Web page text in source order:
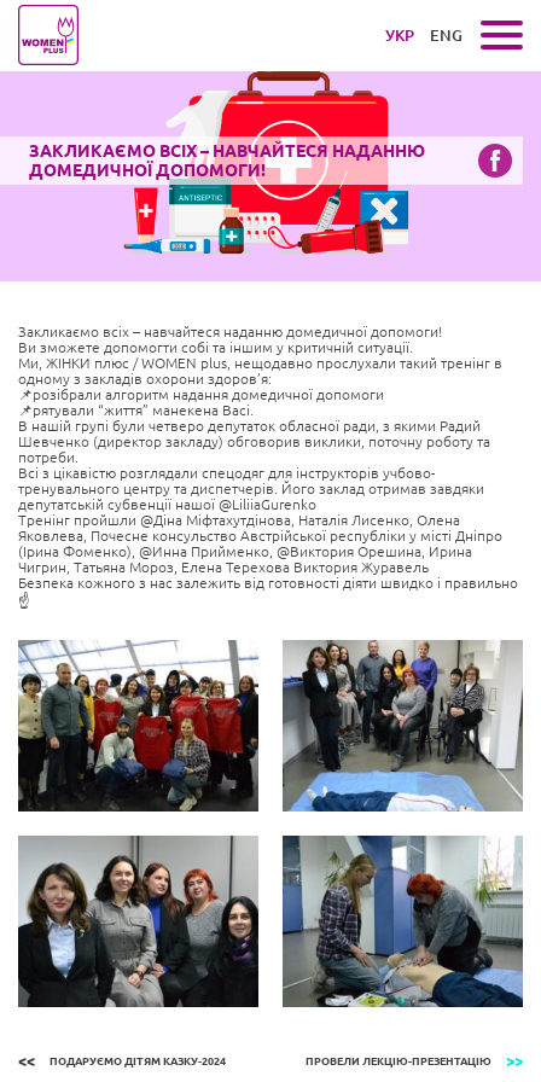
ЗАКЛИКАЄМО ВСІХ – НАВЧАЙТЕСЯ НАДАННЮ
ДОМЕДИЧНОЇ ДОПОМОГИ!
Закликаємо всіх – навчайтеся наданню домедичної допомоги!
Ви зможете допомогти собі та іншим у критичній ситуації.
Ми, ЖІНКИ плюс / WOMEN plus, нещодавно прослухали такий тренінг в
одному з закладів охорони здоров’я:
📌розібрали алгоритм надання домедичної допомоги
📌рятували “життя” манекена Васі.
В нашій групі були четверо депутаток обласної ради, з якими Радий
Шевченко (директор закладу) обговорив виклики, поточну роботу та
потреби.
Всі з цікавістю розглядали спецодяг для інструкторів учбово-
тренувального центру та диспетчерів. Його заклад отримав завдяки
депутатській субвенції нашої @LiliiaGurenko
Тренінг пройшли @Діна Міфтахутдінова, Наталія Лисенко, Олена
Яковлева, Почесне консульство Австрійської республіки у місті Дніпро
(Ірина Фоменко), @Инна Прийменко, @Виктория Орешина, Ирина
Чигрин, Татьяна Мороз, Елена Терехова Виктория Журавель
Безпека кожного з нас залежить від готовності діяти швидко і правильно
☝
ПОДАРУЄМО ДІТЯМ КАЗКУ-2024 ПРОВЕЛИ ЛЕКЦІЮ-ПРЕЗЕНТАЦІЮ
УКР ENG